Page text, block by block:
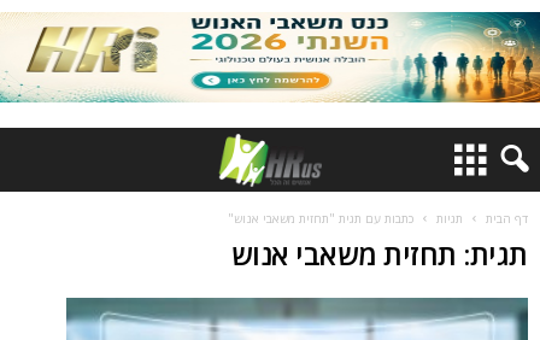
דף הבית תגיות כתבות עם תגית "תחזית משאבי אנוש"
תגית: תחזית משאבי אנוש